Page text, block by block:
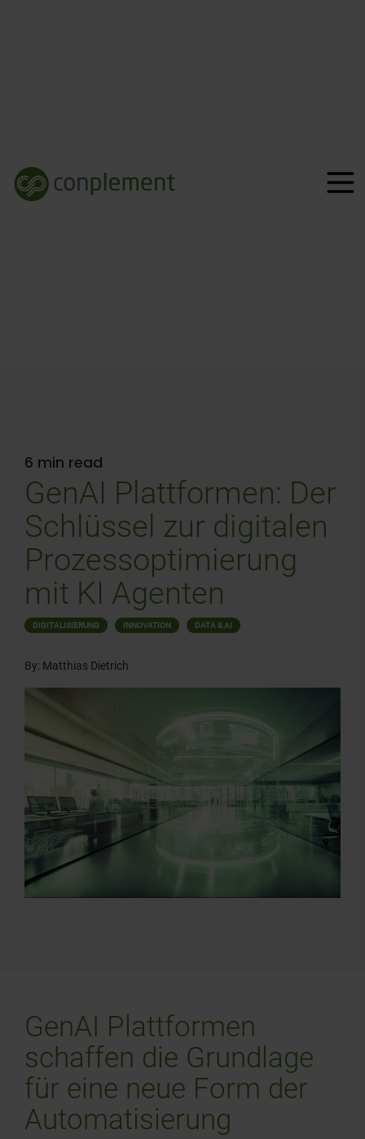
6 min read
GenAI Plattformen: Der
Schlüssel zur digitalen
Prozessoptimierung
mit KI Agenten
DIGITALISIERUNG INNOVATION DATA & AI
By: Matthias Dietrich
GenAI Plattformen
schaffen die Grundlage
für eine neue Form der
Automatisierung